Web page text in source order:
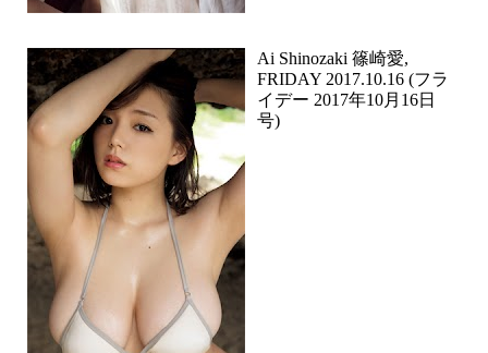
Ai Shinozaki 篠崎愛,
FRIDAY 2017.10.16 (フラ
イデー 2017年10月16日
号)